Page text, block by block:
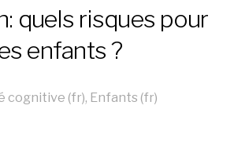
quels risques pour
enfants ?
cognitive (fr), Enfants (fr)